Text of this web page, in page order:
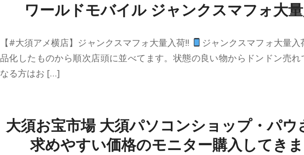
ワールドモバイル ジャンクスマフォ大
【#大須アメ横店】ジャンクスマフォ大量入荷‼ ジャンクスマフォ大量入
品化したものから順次店頭に並べてます。状態の良い物からドンドン売れ
なる方はお […]
大須お宝市場 大須パソコンショップ・パウ
求めやすい価格のモニター購入してき